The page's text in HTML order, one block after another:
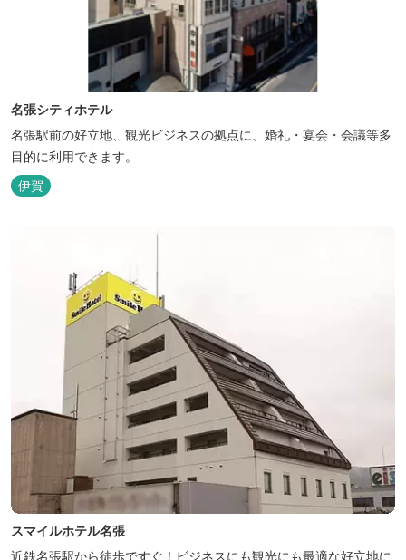
名張シティホテル
名張駅前の好立地、観光ビジネスの拠点に、婚礼・宴会・会議等多
目的に利用できます。
伊賀
スマイルホテル名張
近鉄名張駅から徒歩ですぐ！ビジネスにも観光にも最適な好立地に